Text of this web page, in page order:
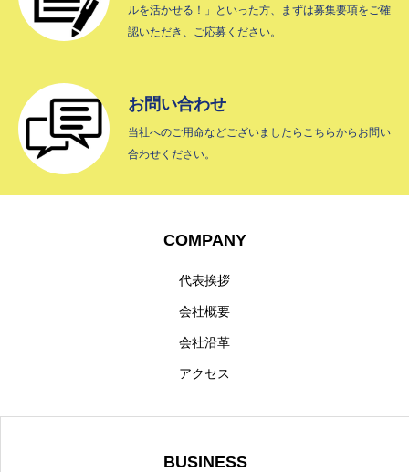
ルを活かせる！」といった方、まずは募集要項をご確
認いただき、ご応募ください。
お問い合わせ
当社へのご用命などございましたらこちらからお問い
合わせください。
COMPANY
代表挨拶
会社概要
会社沿革
アクセス
BUSINESS